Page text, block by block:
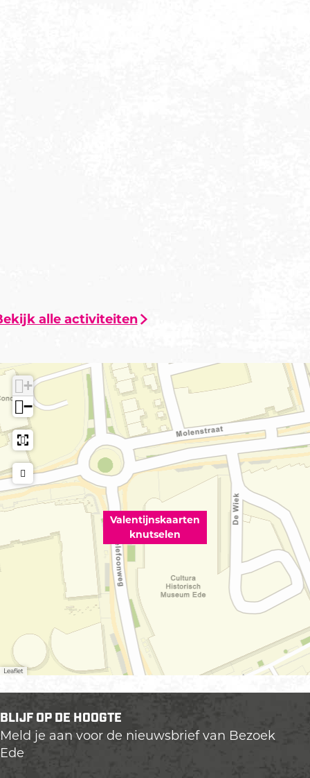
alle activiteiten
Valentijnskaarten
knutselen
+
−
Leaflet
BLIJF OP DE HOOGTE
Meld je aan voor de nieuwsbrief van Bezoek
Ede